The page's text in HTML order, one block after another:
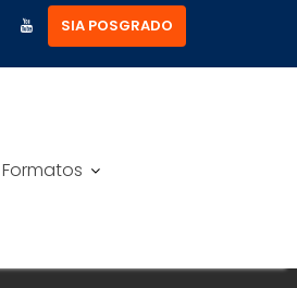
SIA POSGRADO
Formatos